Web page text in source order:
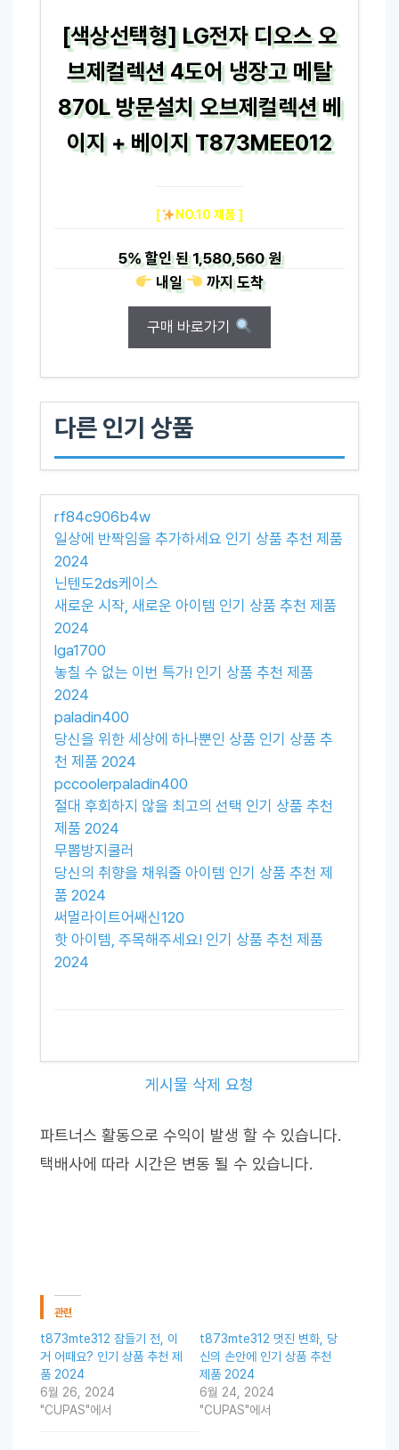
[색상선택형] LG전자 디오스 오
브제컬렉션 4도어 냉장고 메탈
870L 방문설치 오브제컬렉션 베
이지 + 베이지 T873MEE012
[ NO.10 제품 ]
5%할인 된1,580,560 원
내일
까지도착
구매 바로가기
다른 인기 상품
rf84c906b4w
일상에 반짝임을 추가하세요 인기 상품 추천 제품
2024
닌텐도2ds케이스
새로운 시작, 새로운 아이템 인기 상품 추천 제품
2024
lga1700
놓칠 수 없는 이번 특가! 인기 상품 추천 제품
2024
paladin400
당신을 위한 세상에 하나뿐인 상품 인기 상품 추
천 제품 2024
pccoolerpaladin400
절대 후회하지 않을 최고의 선택 인기 상품 추천
제품 2024
무뽑방지쿨러
당신의 취향을 채워줄 아이템 인기 상품 추천 제
품 2024
써멀라이트어쌔신120
핫 아이템, 주목해주세요! 인기 상품 추천 제품
2024
게시물 삭제 요청
파트너스 활동으로 수익이 발생 할 수 있습니다.
택배사에 따라 시간은 변동 될 수 있습니다.
관련
t873mte312 잠들기 전, 이
거 어때요? 인기 상품 추천 제
품 2024
6월 26, 2024
"CUPAS"에서
t873mte312 멋진 변화, 당
신의 손안에 인기 상품 추천
제품 2024
6월 24, 2024
"CUPAS"에서